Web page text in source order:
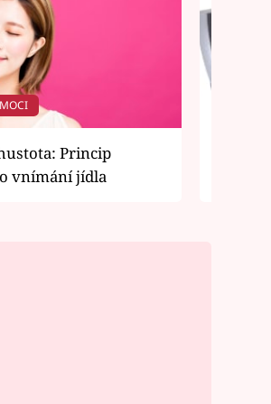
Princip
vnímání jídla